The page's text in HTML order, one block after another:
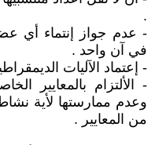
.
- عدم جواز إنتماء أي
في آن واحد .
- إعتماد الآليات
- الألتزام بالمعايير
وعدم ممارستها لأية
من المعايير .